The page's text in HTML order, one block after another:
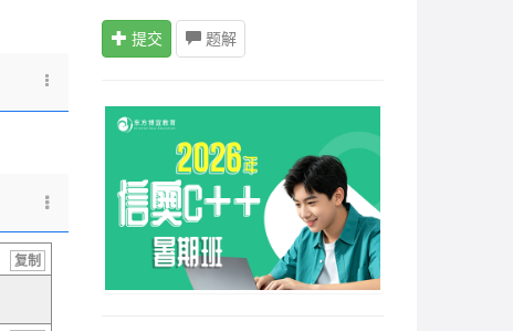
复制
提交 题解